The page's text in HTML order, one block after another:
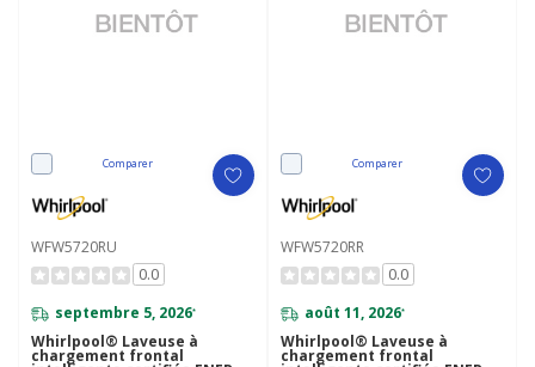
Comparer
WFW5720RU
0.0
septembre 5, 2026*
Whirlpool® Laveuse à
chargement frontal
Comparer
WFW5720RR
0.0
août 11, 2026*
Whirlpool® Laveuse à
chargement frontal